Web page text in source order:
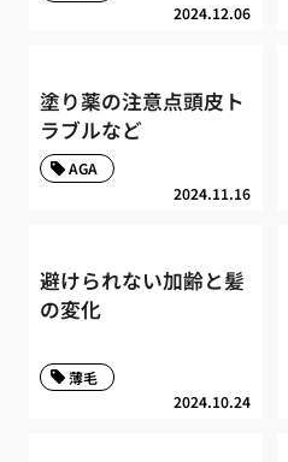
2024.12.06
塗り薬の注意点頭皮ト
ラブルなど
2024.11.16
AGA
避けられない加齢と髪
の変化
2024.10.24
薄毛